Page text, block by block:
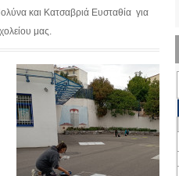
και Κατσαβριά Ευσταθία για
μας.